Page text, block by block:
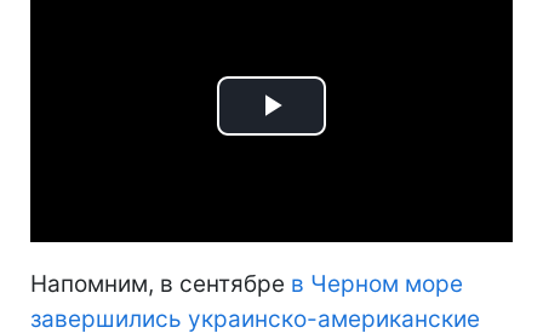
Play
Напомним, в сентябре в Черном море
завершились украинско-американские